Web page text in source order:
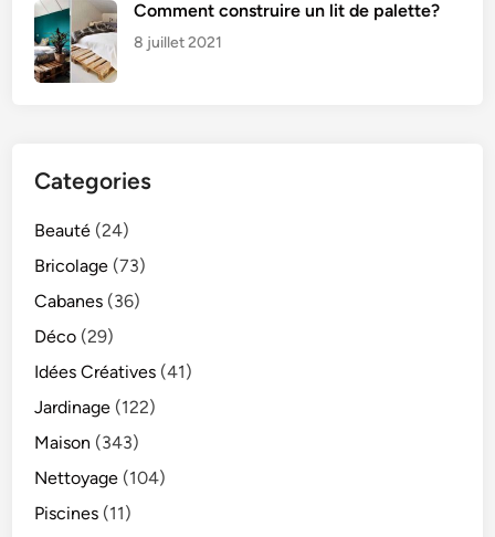
Comment construire un lit de palette?
8 juillet 2021
Categories
Beauté (24)
Bricolage (73)
Cabanes (36)
Déco (29)
Idées Créatives (41)
Jardinage (122)
Maison (343)
Nettoyage (104)
Piscines (11)